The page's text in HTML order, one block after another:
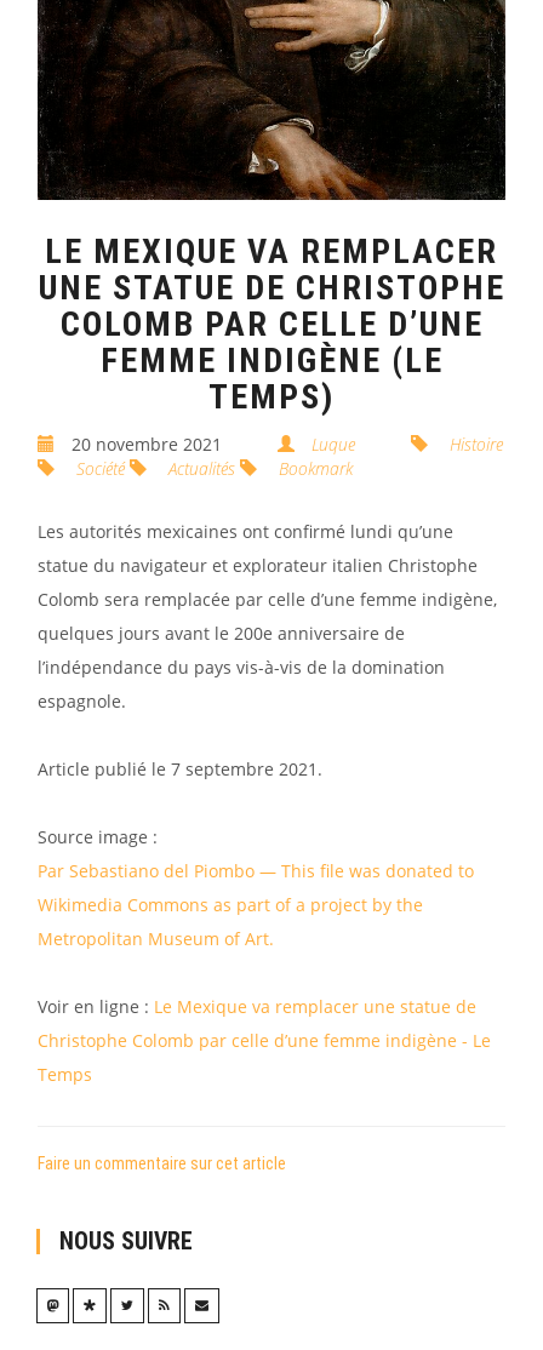
LE MEXIQUE VA REMPLACER
UNE STATUE DE CHRISTOPHE
COLOMB PAR CELLE D’UNE
FEMME INDIGÈNE (LE
TEMPS)
20 novembre 2021 Luque
Histoire
Société
Actualités Bookmark
Les autorités mexicaines ont confirmé lundi qu’une
statue du navigateur et explorateur italien Christophe
Colomb sera remplacée par celle d’une femme indigène,
quelques jours avant le 200e anniversaire de
l’indépendance du pays vis-à-vis de la domination
espagnole.
Article publié le 7 septembre 2021.
Source image :
Par Sebastiano del Piombo — This file was donated to
Wikimedia Commons as part of a project by the
Metropolitan Museum of Art.
Voir en ligne : Le Mexique va remplacer une statue de
Christophe Colomb par celle d’une femme indigène - Le
Temps
Faire un commentaire sur cet article
NOUS SUIVRE